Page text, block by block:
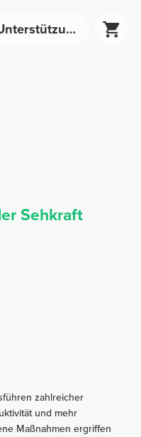
Ergänzungsmittel zur Unterstützung der Sehkraft | Prozis
Sehkraft
zahlreicher
und mehr
Maßnahmen ergriffen